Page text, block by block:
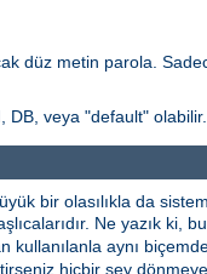
düz metin parola.
DB, veya "default" olabilir.
bir olasılıkla da
Ne yazık ki,
kullanılanla aynı
hiçbir şey